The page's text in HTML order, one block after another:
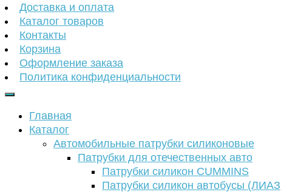
Доставка и оплата
Каталог товаров
Контакты
Корзина
Оформление заказа
Политика конфиденциальности
Главная
Каталог
Автомобильные патрубки силиконовые
Патрубки для отечественных авто
Патрубки силикон CUMMINS
Патрубки силикон автобусы